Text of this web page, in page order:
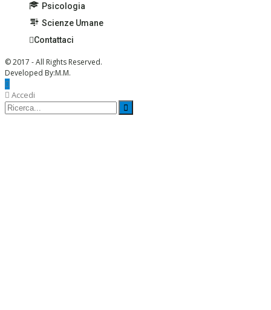
Psicologia
Scienze Umane
Contattaci
© 2017 - All Rights Reserved.
Developed By:M.M.
Accedi